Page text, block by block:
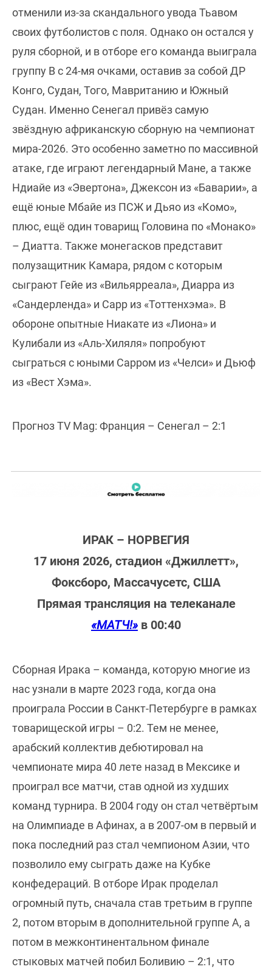
отменили из-за скандального увода Тьавом
своих футболистов с поля. Однако он остался у
руля сборной, и в отборе его команда выиграла
группу B с 24-мя очками, оставив за собой ДР
Конго, Судан, Того, Мавританию и Южный
Судан. Именно Сенегал привёз самую
звёздную африканскую сборную на чемпионат
мира-2026. Это особенно заметно по массивной
атаке, где играют легендарный Мане, а также
Ндиайе из «Эвертона», Джексон из «Баварии», а
ещё юные Мбайе из ПСЖ и Дьяо из «Комо»,
плюс, ещё один товарищ Головина по «Монако»
– Диатта. Также монегасков представит
полузащитник Камара, рядом с которым
сыграют Гейе из «Вильярреала», Диарра из
«Сандерленда» и Сарр из «Тоттенхэма». В
обороне опытные Ниакате из «Лиона» и
Кулибали из «Аль-Хиляля» попробуют
сыграться с юными Сарром из «Челси» и Дьюф
из «Вест Хэма».
Прогноз TV Mag: Франция – Сенегал – 2:1
ИРАК – НОРВЕГИЯ
17 июня 2026, стадион «Джиллетт»,
Фоксборо, Массачусетс, США
Прямая трансляция на телеканале
«МАТЧ!» в 00:40
Сборная Ирака – команда, которую многие из
нас узнали в марте 2023 года, когда она
проиграла России в Санкт-Петербурге в рамках
товарищеской игры – 0:2. Тем не менее,
арабский коллектив дебютировал на
чемпионате мира 40 лете назад в Мексике и
проиграл все матчи, став одной из худших
команд турнира. В 2004 году он стал четвёртым
на Олимпиаде в Афинах, а в 2007-ом в первый и
пока последний раз стал чемпионом Азии, что
позволило ему сыграть даже на Кубке
конфедераций. В отборе Ирак проделал
огромный путь, сначала став третьим в группе
2, потом вторым в дополнительной группе А, а
потом в межконтинентальном финале
стыковых матчей побил Боливию – 2:1, что